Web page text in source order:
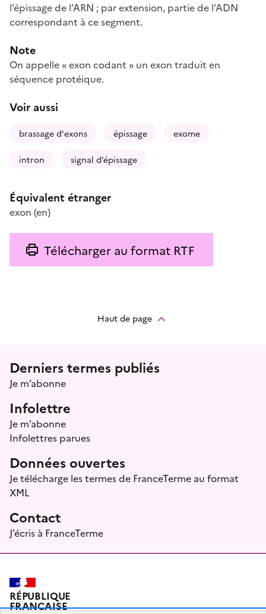
l’épissage de l’ARN ; par extension, partie de l’ADN
correspondant à ce segment.
Note
On appelle « exon codant » un exon traduit en
séquence protéique.
Voir aussi
brassage d'exons épissage exome
intron signal d’épissage
Équivalent étranger
exon (en)
Télécharger au format RTF
Haut de page
Menu prefooter
Derniers termes publiés
Je m’abonne
Infolettre
Je m’abonne
Infolettres parues
Données ouvertes
Je télécharge les termes de FranceTerme au format
XML
Contact
J’écris à FranceTerme
RÉPUBLIQUE
FRANÇAISE